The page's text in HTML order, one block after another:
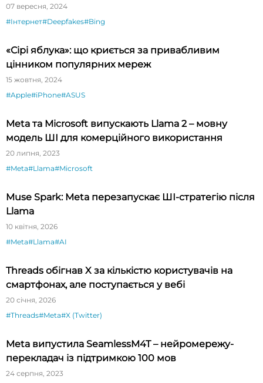
Bing
07 вересня, 2024
#Інтернет#Deepfakes#Bing
«Сірі яблука»: що криється за привабливим
цінником популярних мереж
15 жовтня, 2024
#Apple#iPhone#ASUS
Meta та Microsoft випускають Llama 2 – мовну
модель ШІ для комерційного використання
20 липня, 2023
#Meta#Llama#Microsoft
Muse Spark: Meta перезапускає ШІ-стратегію після
Llama
10 квітня, 2026
#Meta#Llama#AI
Threads обігнав X за кількістю користувачів на
смартфонах, але поступається у вебі
20 січня, 2026
#Threads#Meta#X (Twitter)
Meta випустила SeamlessM4T – нейромережу-
перекладач із підтримкою 100 мов
24 серпня, 2023